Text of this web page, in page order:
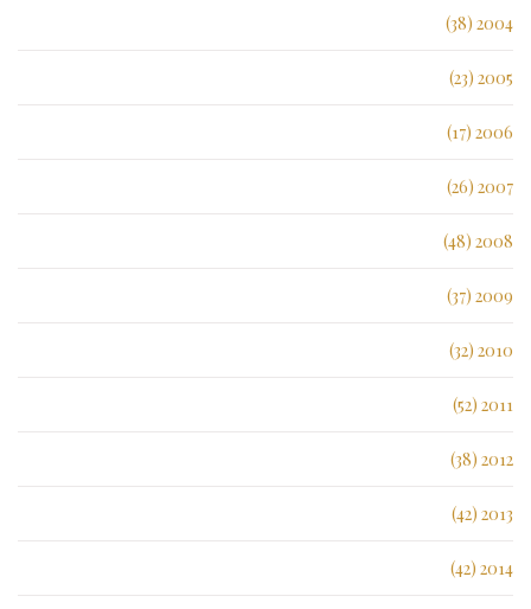
2004 (38)
2005 (23)
2006 (17)
2007 (26)
2008 (48)
2009 (37)
2010 (32)
2011 (52)
2012 (38)
2013 (42)
2014 (42)